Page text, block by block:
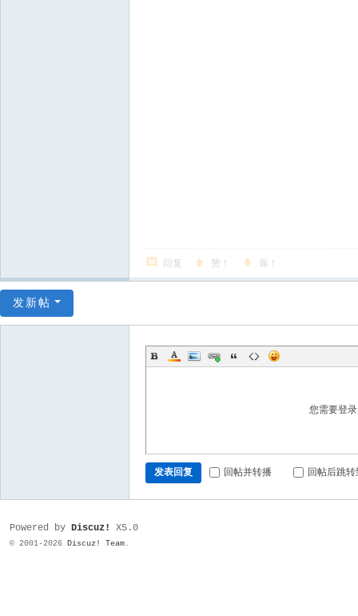
回复 赞！ 靠！
发新帖
您需要登
发表回复 回帖并转播 回帖后跳
Powered by Discuz! X5.0
© 2001-2026 Discuz! Team.